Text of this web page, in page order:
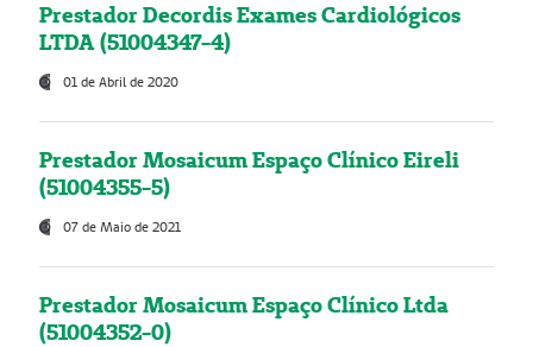
Prestador Decordis Exames Cardiológicos
LTDA (51004347-4)
01 de Abril de 2020
Prestador Mosaicum Espaço Clínico Eireli
(51004355-5)
07 de Maio de 2021
Prestador Mosaicum Espaço Clínico Ltda
(51004352-0)